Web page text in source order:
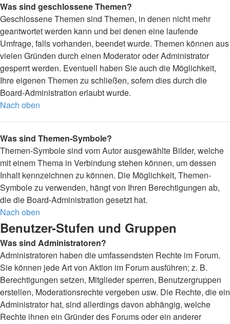
Was sind geschlossene Themen?
Geschlossene Themen sind Themen, in denen nicht mehr
geantwortet werden kann und bei denen eine laufende
Umfrage, falls vorhanden, beendet wurde. Themen können aus
vielen Gründen durch einen Moderator oder Administrator
gesperrt werden. Eventuell haben Sie auch die Möglichkeit,
Ihre eigenen Themen zu schließen, sofern dies durch die
Board-Administration erlaubt wurde.
Nach oben
Was sind Themen-Symbole?
Themen-Symbole sind vom Autor ausgewählte Bilder, welche
mit einem Thema in Verbindung stehen können, um dessen
Inhalt kennzeichnen zu können. Die Möglichkeit, Themen-
Symbole zu verwenden, hängt von Ihren Berechtigungen ab,
die die Board-Administration gesetzt hat.
Nach oben
Benutzer-Stufen und Gruppen
Was sind Administratoren?
Administratoren haben die umfassendsten Rechte im Forum.
Sie können jede Art von Aktion im Forum ausführen; z. B.
Berechtigungen setzen, Mitglieder sperren, Benutzergruppen
erstellen, Moderationsrechte vergeben usw. Die Rechte, die ein
Administrator hat, sind allerdings davon abhängig, welche
Rechte ihnen ein Gründer des Forums oder ein anderer